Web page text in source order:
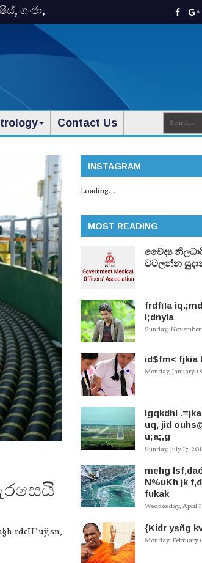
ගංජා,
Contact Us
rdcH" úÿ,sn,
INSTAGRAM
Loading...
MOST READING
වෛද්‍ය
වටලන්න
frdfïIa
l;dnyla
Sunday,
id$fm< fjkia
Monday, January
lgqkdhl
uq, jid
u;a;,g
Sunday, July 17,
mehg
N%uKh jk
fukak
Wednesday, April
{Kidr ysñg
Monday, February